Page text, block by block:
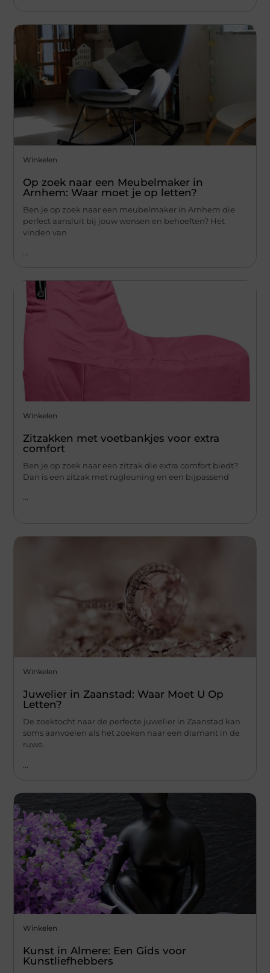
Winkelen
Op zoek naar een Meubelmaker in
Arnhem: Waar moet je op letten?
Ben je op zoek naar een meubelmaker in Arnhem die
perfect aansluit bij jouw wensen en behoeften? Het
vinden van
Winkelen
Zitzakken met voetbankjes voor extra
comfort
Ben je op zoek naar een zitzak die extra comfort biedt?
Dan is een zitzak met rugleuning en een bijpassend
...
Winkelen
Juwelier in Zaanstad: Waar Moet U Op
Letten?
De zoektocht naar de perfecte juwelier in Zaanstad kan
soms aanvoelen als het zoeken naar een diamant in de
ruwe.
Winkelen
Kunst in Almere: Een Gids voor
Kunstliefhebbers